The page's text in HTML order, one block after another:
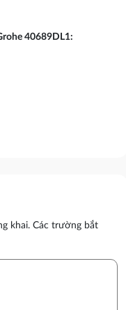
40689DL1:
khai. Các trường bắt